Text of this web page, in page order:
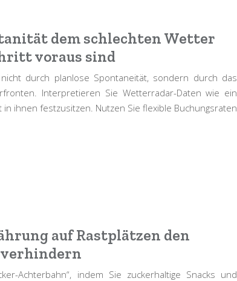
dem schlechten Wetter
voraus sind
durch planlose Spontaneität, sondern durch das
Interpretieren Sie Wetterradar-Daten wie ein
ihnen festzusitzen. Nutzen Sie flexible Buchungsraten
auf Rastplätzen den
Achterbahn“, indem Sie zuckerhaltige Snacks und